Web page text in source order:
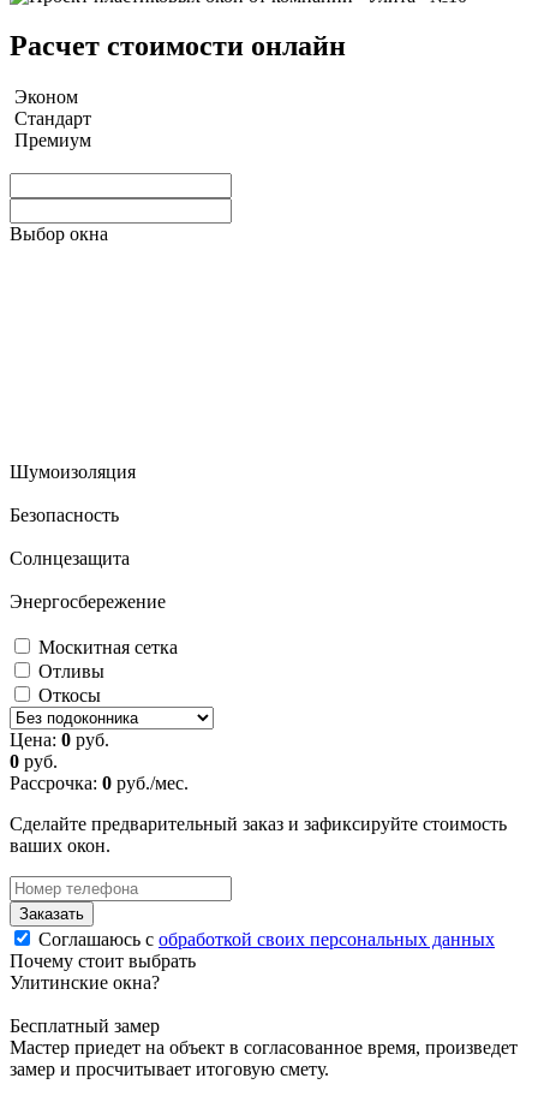
Расчет стоимости онлайн
Эконом
Стандарт
Премиум
Выбор окна
Шумоизоляция
Безопасность
Солнцезащита
Энергосбережение
Москитная сетка
Отливы
Откосы
Цена: 0 руб.
0 руб.
Рассрочка: 0 руб./мес.
Сделайте предварительный заказ и зафиксируйте стоимость
ваших окон.
Заказать
Соглашаюсь с обработкой своих персональных данных
Почему стоит выбрать
Улитинские окна?
Бесплатный замер
Мастер приедет на объект в согласованное время, произведет
замер и просчитывает итоговую смету.